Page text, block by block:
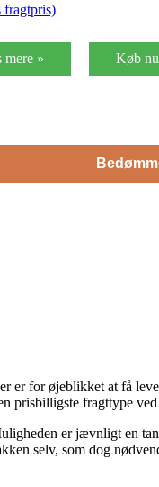
fragtpris)
» Køb
er for øjeblikket at få
prisbilligste fragttype
er jævnligt en
selv, som dog